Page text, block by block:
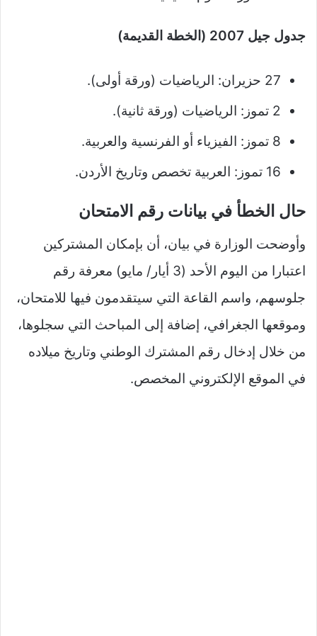
جدول جيل 2007 (الخطة القديمة)
27 حزيران: الرياضيات (ورقة أولى).
2 تموز: الرياضيات (ورقة ثانية).
8 تموز: الفيزياء أو الفرنسية والعربية.
16 تموز: العربية تخصص وتاريخ الأردن.
حال الخطأ في بيانات رقم الامتحان
وأوضحت الوزارة في بيان، أن بإمكان المشتركين
اعتبارا من اليوم الأحد (3 أيار/ مايو) معرفة رقم
جلوسهم، واسم القاعة التي سيتقدمون فيها للامتحان،
وموقعها الجغرافي، إضافة إلى المباحث التي سجلوها،
من خلال إدخال رقم المشترك الوطني وتاريخ ميلاده
في الموقع الإلكتروني المخصص.